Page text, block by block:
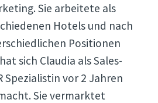
Sie arbeitete als
Hotels und nach
Positionen
sich Claudia als Sales-
Spezialistin vor 2 Jahren
Sie vermarktet